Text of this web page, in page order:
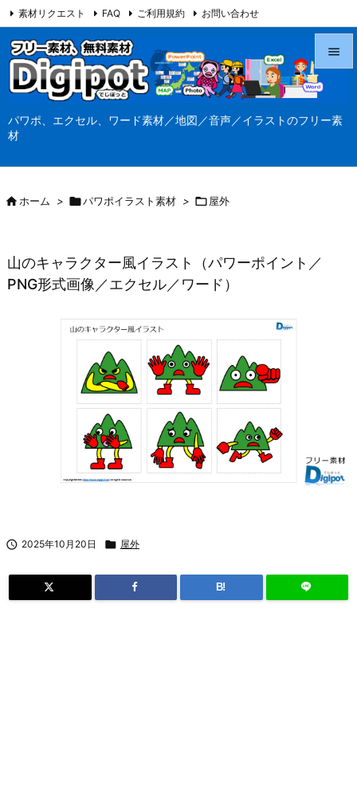
パワポ、エクセル、ワード素材／地図／音声／イラストのフリー素
材



素材リクエスト FAQ ご利用規約 お問い合わせ
当サイト（Digipot.net）について
ホーム > パワポイラスト素材 > 屋外
山のキャラクター風イラスト（パワーポイント／
PNG形式画像／エクセル／ワード）
 2025年10月20日  屋外
B!